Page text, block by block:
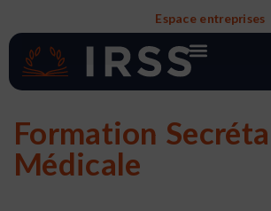
contenu
Espace entreprises
Formation
Médicale